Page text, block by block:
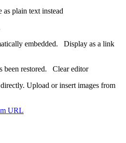
as plain text instead
embedded. Display as a link
been restored. Clear editor
Upload or insert images from
URL